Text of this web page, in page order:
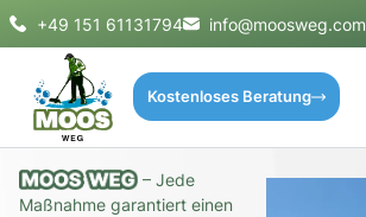
+49 151 61131794 info@moosweg.com
Kostenloses Beratung
– Jede
Maßnahme garantiert einen